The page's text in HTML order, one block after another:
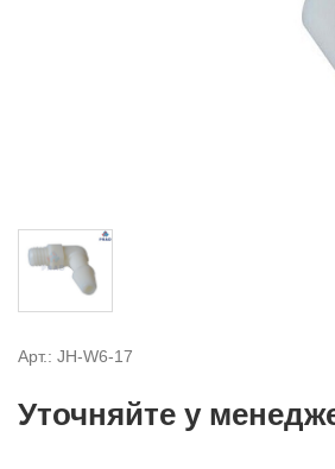
Арт.: JH-W6-17
Уточняйте у